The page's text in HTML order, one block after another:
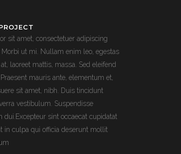
sit amet, consectetuer adipiscing
ut mi. Nullam enim leo, egestas
laoreet mattis, massa. Sed eleifend
mauris ante, elementum et,
sit amet, nibh. Duis tincidunt
vestibulum. Suspendisse
dui.Excepteur sint occaecat cupidatat
in culpa qui officia deserunt mollit